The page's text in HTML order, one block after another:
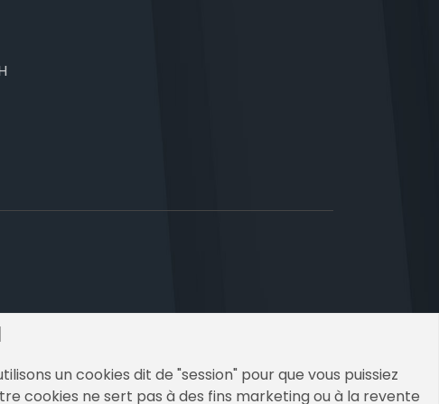
un cookies dit de "session" pour que vous puissiez
cookies ne sert pas à des fins marketing ou à la revente